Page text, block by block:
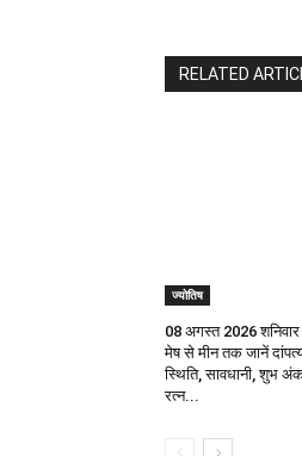
RELATED
ज्योतिष
08 अगस्त 2026
मेष से मीन तक जानें
स्थिति, सावधानी, शुभ
रत्न...